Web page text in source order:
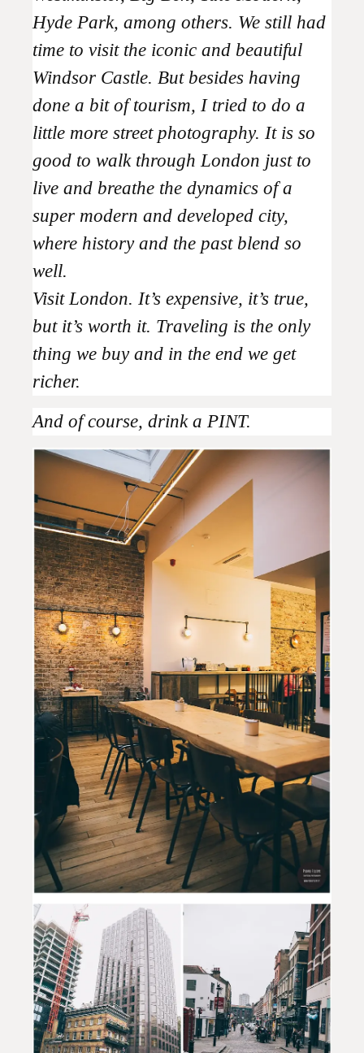
Hyde Park, among others. We still had
time to visit the iconic and beautiful
Windsor Castle. But besides having
done a bit of tourism, I tried to do a
little more street photography. It is so
good to walk through London just to
live and breathe the dynamics of a
super modern and developed city,
where history and the past blend so
well.
Visit London. It’s expensive, it’s true,
but it’s worth it. Traveling is the only
thing we buy and in the end we get
richer.
And of course, drink a PINT.